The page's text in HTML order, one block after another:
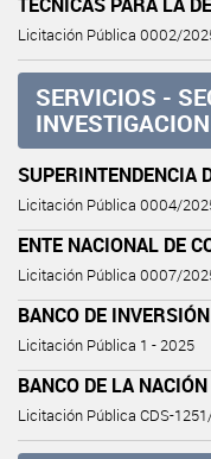
Licitación Pública 0002/
SERVICIOS -
INVESTIGACION
SUPERINTENDENCIA
Licitación Pública 0004/
ENTE NACIONAL DE
Licitación Pública 0007/
BANCO DE
Licitación Pública 1 - 2025
BANCO DE LA
Licitación Pública CDS-